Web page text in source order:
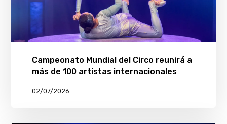
Campeonato Mundial del Circo reunirá a
más de 100 artistas internacionales
02/07/2026